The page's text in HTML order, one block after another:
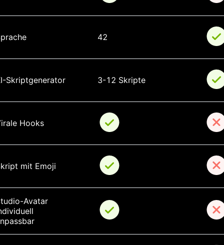
42
Skriptgenerator 3-12 Skripte
Hooks
mit Emoji
Avatar